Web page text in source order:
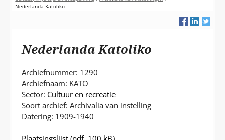
geweigerd.
K
T
Nederlanda Katoliko
Nederlanda Katoliko
Archiefnummer: 1290
Archiefnaam: KATO
Sector: Cultuur en recreatie
Soort archief: Archivalia van instelling
Datering: 1909-1940